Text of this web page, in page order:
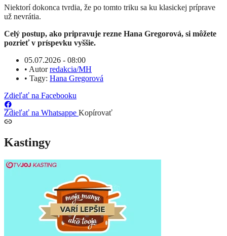
Niektorí dokonca tvrdia, že po tomto triku sa ku klasickej príprave
už nevrátia.
Celý postup, ako pripravuje rezne Hana Gregorová, si môžete
pozrieť v príspevku vyššie.
05.07.2026 - 08:00
• Autorredakcia/MH
• Tagy: Hana Gregorová
Zdieľať na Facebooku
Zdieľať na Whatsappe Kopírovať
Kastingy